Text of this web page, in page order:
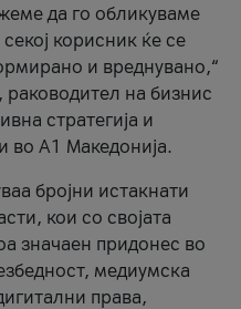
да го обликуваме
корисник ќе се
и вреднувано,“
на бизнис
стратегија и
во А1 Македонија.
бројни истакнати
кои со својата
значаен придонес во
медиумска
права,